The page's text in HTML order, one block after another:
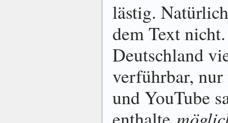
lästig.
dem Text
Deutschland
verführbar,
und YouTube